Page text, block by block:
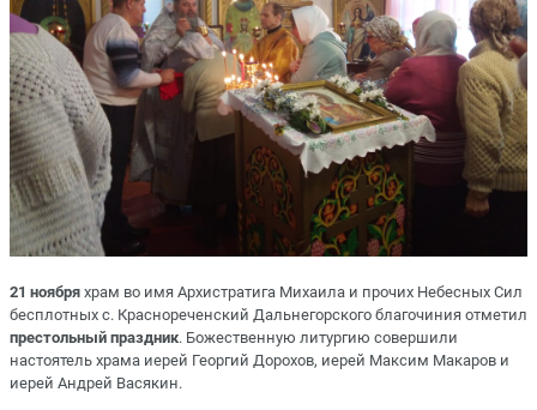
21 ноября храм во имя Архистратига Михаила и прочих Небесных Сил
бесплотных с. Краснореченский Дальнегорского благочиния отметил
престольный праздник. Божественную литургию совершили
настоятель храма иерей Георгий Дорохов, иерей Максим Макаров и
иерей Андрей Васякин.